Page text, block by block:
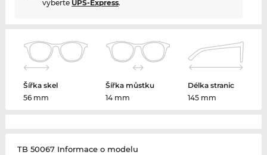
vyberte UPS-Express.
Šířka skel
56 mm
Šířka můstku
14 mm
Délka stranic
145 mm
TB 50067 Informace o modelu